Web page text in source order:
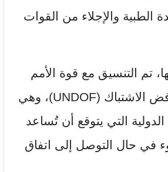
الطبية والإجلاء من القوات
تم التنسيق مع قوة الأمم
المتحدة لمراقبة فض الاشتباك (UNDOF)، وهي
التي يتوقع أن تُساعد
في حال التوصل إلى اتفاق